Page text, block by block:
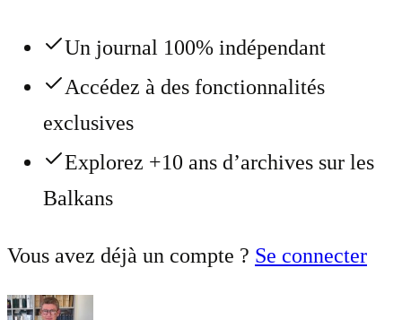
Un journal 100% indépendant
Accédez à des fonctionnalités
exclusives
Explorez +10 ans d’archives sur les
Balkans
Vous avez déjà un compte ? Se connecter